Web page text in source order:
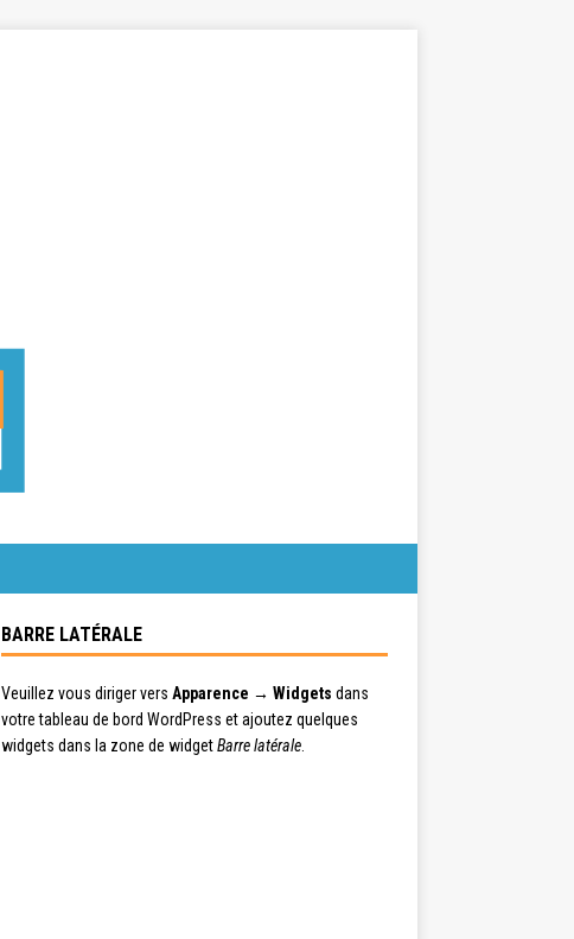
BARRE LATÉRALE
Veuillez vous diriger vers Apparence → Widgets dans
votre tableau de bord WordPress et ajoutez quelques
widgets dans la zone de widgetBarre latérale.